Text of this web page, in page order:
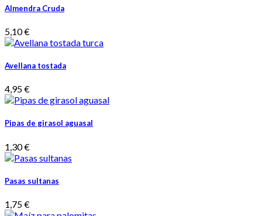
Almendra Cruda
5,10 €
Avellana tostada
4,95 €
Pipas de girasol aguasal
1,30 €
Pasas sultanas
1,75 €